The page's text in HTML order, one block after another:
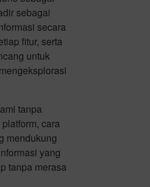
sebagai
secara
fitur, serta
untuk
tanpa
cara
mendukung
yang
tanpa merasa